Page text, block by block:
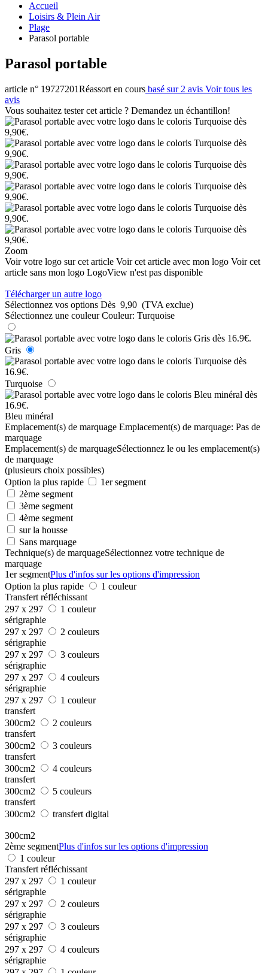
Accueil
Loisirs & Plein Air
Plage
Parasol portable
Parasol portable
article n° 19727201Réassort en cours basé sur 2 avis Voir tous les
avis
Vous souhaitez tester cet article ? Demandez un échantillon!
Zoom
Voir votre logo sur cet article Voir cet article avec mon logo Voir cet
article sans mon logo LogoView n'est pas disponible
Télécharger un autre logo
Sélectionnez vos options Dès 9,90 (TVA exclue)
Sélectionnez une couleur Couleur: Turquoise
Gris
Turquoise
Bleu minéral
Emplacement(s) de marquage Emplacement(s) de marquage: Pas de
marquage
Emplacement(s) de marquageSélectionnez le ou les emplacement(s)
de marquage
(plusieurs choix possibles)
Option la plus rapide
1er segment
2ème segment
3ème segment
4ème segment
sur la housse
Sans marquage
Technique(s) de marquageSélectionnez votre technique de
marquage
1er segmentPlus d'infos sur les options d'impression
Option la plus rapide
1 couleur
Transfert réfléchissant
297 x 297
1 couleur
sérigraphie
297 x 297
2 couleurs
sérigraphie
297 x 297
3 couleurs
sérigraphie
297 x 297
4 couleurs
sérigraphie
297 x 297
1 couleur
transfert
300cm2
2 couleurs
transfert
300cm2
3 couleurs
transfert
300cm2
4 couleurs
transfert
300cm2
5 couleurs
transfert
300cm2
transfert digital
300cm2
2ème segmentPlus d'infos sur les options d'impression
1 couleur
Transfert réfléchissant
297 x 297
1 couleur
sérigraphie
297 x 297
2 couleurs
sérigraphie
297 x 297
3 couleurs
sérigraphie
297 x 297
4 couleurs
sérigraphie